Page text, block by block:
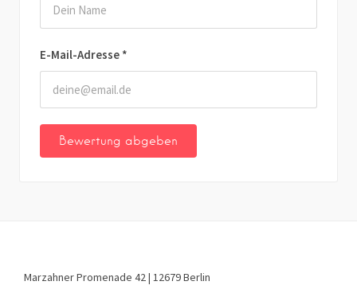
E-Mail-Adresse *
Marzahner Promenade 42| 12679Berlin